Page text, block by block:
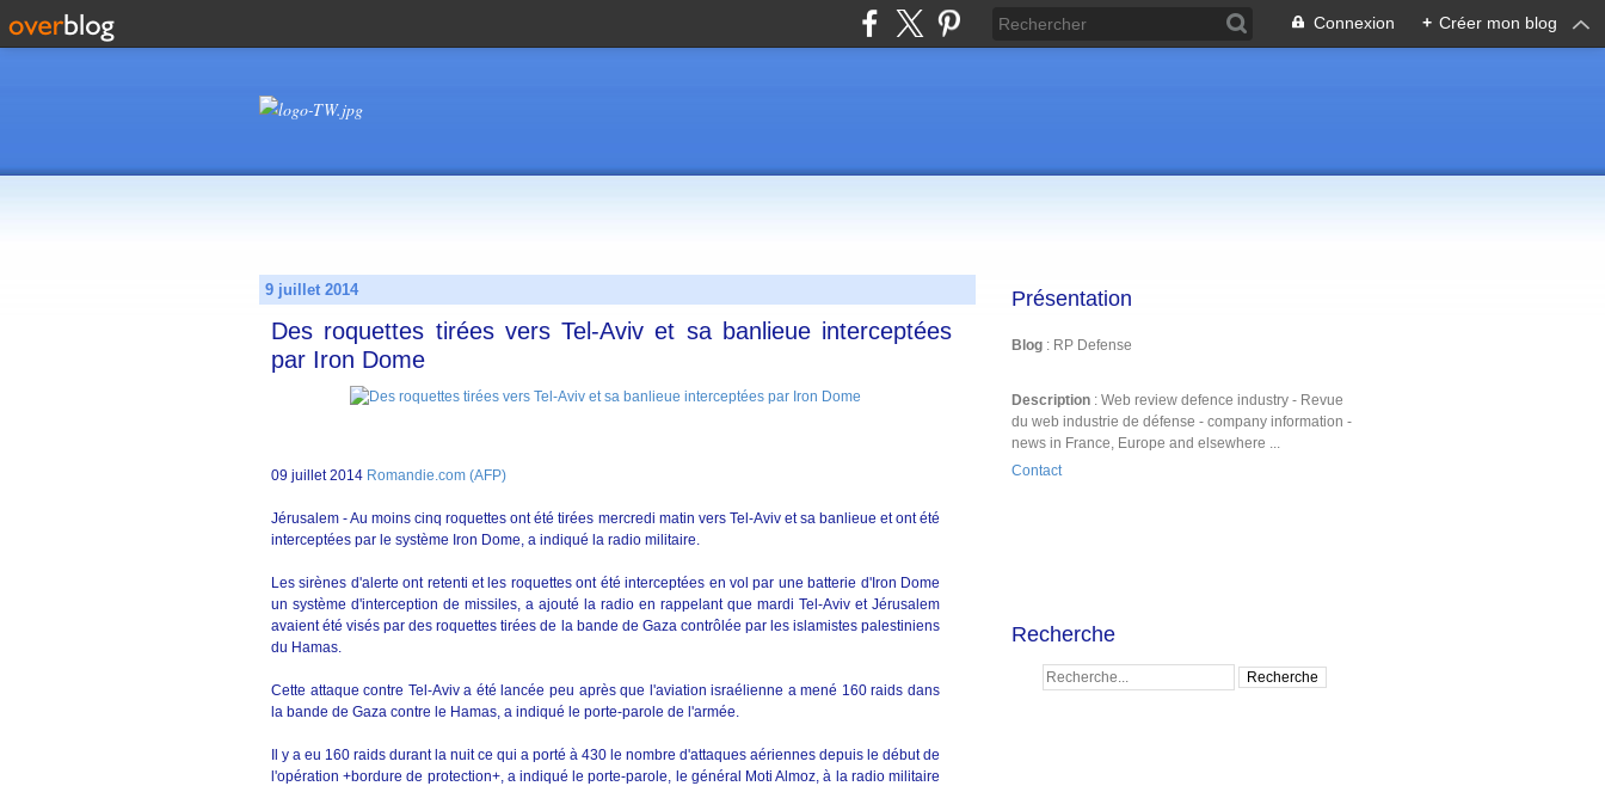
Connexion + Créer mon blog
9 juillet 2014
Des roquettes tirées vers Tel-Aviv et sa banlieue interceptées
par Iron Dome
09 juillet 2014 Romandie.com (AFP)
Jérusalem - Au moins cinq roquettes ont été tirées mercredi matin vers Tel-Aviv et sa banlieue et ont été
interceptées par le système Iron Dome, a indiqué la radio militaire.
Les sirènes d'alerte ont retenti et les roquettes ont été interceptées en vol par une batterie d'Iron Dome
un système d'interception de missiles, a ajouté la radio en rappelant que mardi Tel-Aviv et Jérusalem
avaient été visés par des roquettes tirées de la bande de Gaza contrôlée par les islamistes palestiniens
du Hamas.
Cette attaque contre Tel-Aviv a été lancée peu après que l'aviation israélienne a mené 160 raids dans
la bande de Gaza contre le Hamas, a indiqué le porte-parole de l'armée.
Il y a eu 160 raids durant la nuit ce qui a porté à 430 le nombre d'attaques aériennes depuis le début de
l'opération +bordure de protection+, a indiqué le porte-parole, le général Moti Almoz, à la radio militaire
Présentation
Blog : RP Defense
Description : Web review defence industry - Revue
du web industrie de défense - company information -
news in France, Europe and elsewhere ...
Contact
Recherche